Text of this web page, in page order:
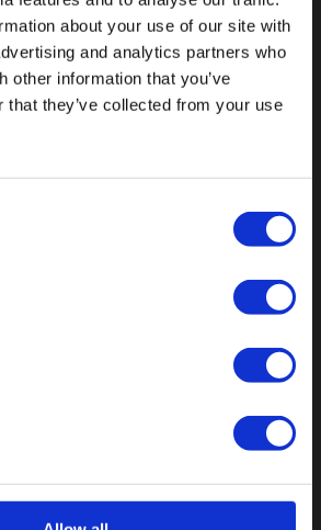
about your use of our site with
and analytics partners who
other information that you’ve
that they’ve collected from your use
een unieke